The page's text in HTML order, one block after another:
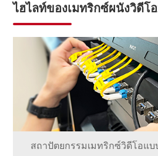
ไฮไลท์ของเมทริกซ์ผนังวิดีโอ
สถาปัตยกรรมเมทริกซ์วิดีโอแ